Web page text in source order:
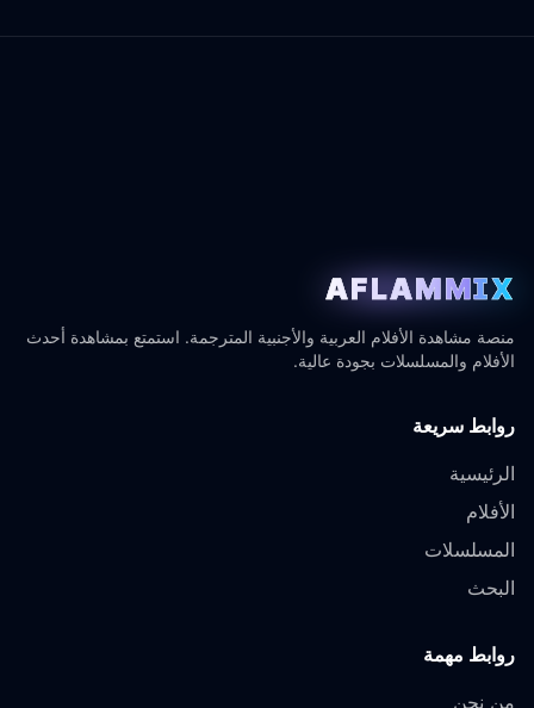
AFLAMMIX
منصة مشاهدة الأفلام العربية والأجنبية المترجمة. استمتع بمشاهدة أحدث
الأفلام والمسلسلات بجودة عالية.
روابط سريعة
الرئيسية
الأفلام
المسلسلات
البحث
روابط مهمة
من نحن